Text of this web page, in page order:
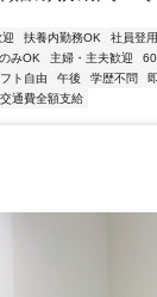
扶養内勤務OK 社員登
みOK 主婦・主夫歓迎
ト自由 午後 学歴不問
交通費全額支給